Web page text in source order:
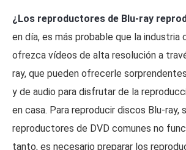
¿Los reproductores de Blu-ray
en día, es más probable que la industria
ofrezca vídeos de alta resolución a
ray, que pueden ofrecerle
y de audio para disfrutar de la
en casa. Para reproducir discos Blu-ray,
reproductores de DVD comunes no
tanto, es necesario preparar los